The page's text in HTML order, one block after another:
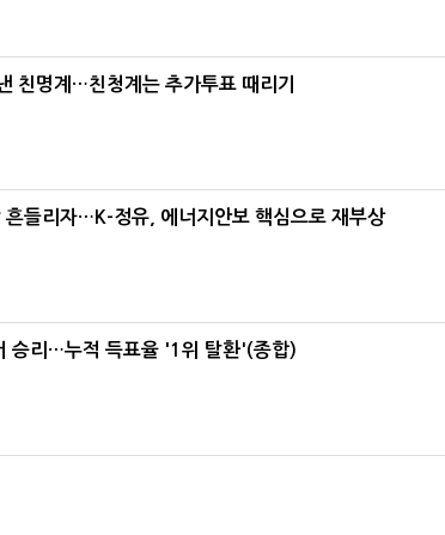
친명계…친청계는 추가투표 때리기
흔들리자…K-정유, 에너지안보 핵심으로 재부상
승리…누적 득표율 '1위 탈환'(종합)